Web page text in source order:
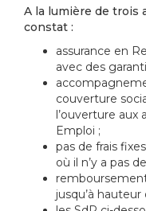
A la lumière de trois
constat :
assurance en
avec des
couverture
l’ouverture aux
Emploi ;
pas de frais
où il n’y a pas
jusqu’à